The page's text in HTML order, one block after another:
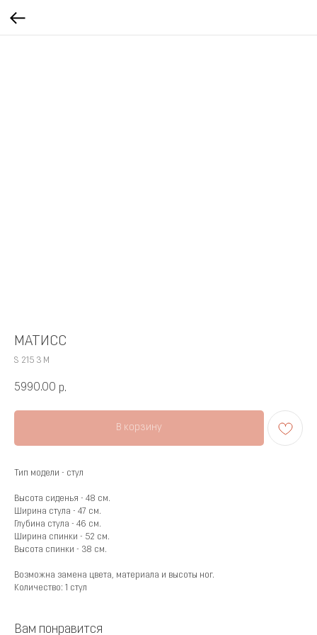
МАТИСС
S 215 3 М
5990.00 р.
В корзину
Тип модели - стул
Высота сиденья - 48 см.
Ширина стула - 47 см.
Глубина стула - 46 см.
Ширина спинки - 52 см.
Высота спинки - 38 см.
Возможна замена цвета, материала и высоты ног.
Количество: 1 стул
Вам понравится